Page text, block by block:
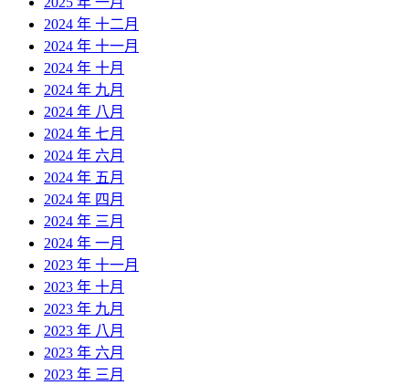
2024 年 十二月
2024 年 十一月
2024 年 十月
2024 年 九月
2024 年 八月
2024 年 七月
2024 年 六月
2024 年 五月
2024 年 四月
2024 年 三月
2024 年 一月
2023 年 十一月
2023 年 十月
2023 年 九月
2023 年 八月
2023 年 六月
2023 年 三月